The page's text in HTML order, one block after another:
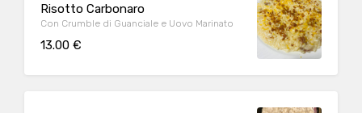
Risotto Carbonaro
Con Crumble di Guanciale e Uovo Marinato
13.00 €